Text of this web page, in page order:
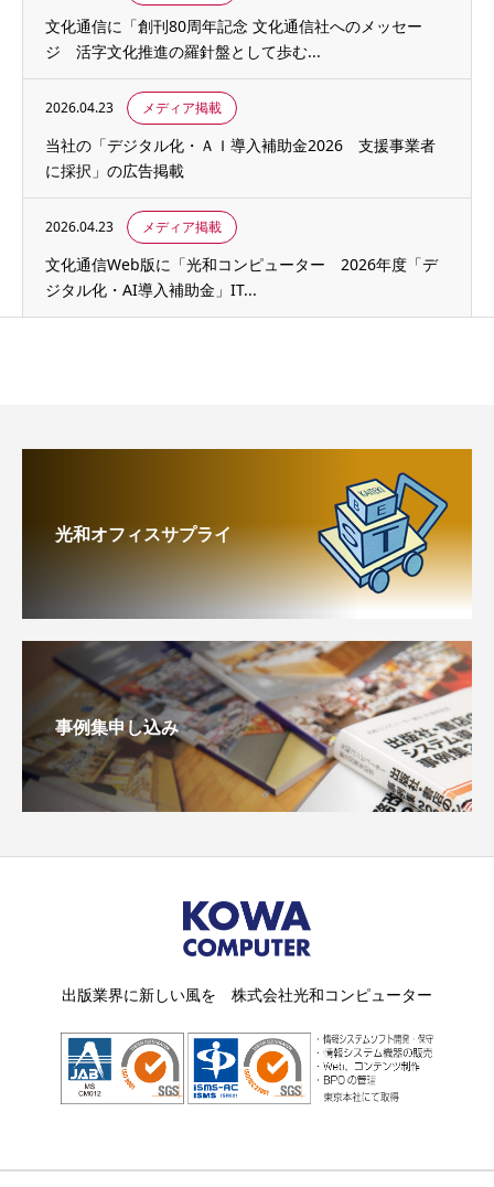
文化通信に「創刊80周年記念 文化通信社へのメッセー
ジ 活字文化推進の羅針盤として歩む...
2026.04.23 メディア掲載
当社の「デジタル化・ＡＩ導入補助金2026 支援事業者
に採択」の広告掲載
2026.04.23 メディア掲載
文化通信Web版に「光和コンピューター 2026年度「デ
ジタル化・AI導入補助金」IT...
光和オフィスサプライ
事例集申し込み
出版業界に新しい風を 株式会社光和コンピューター